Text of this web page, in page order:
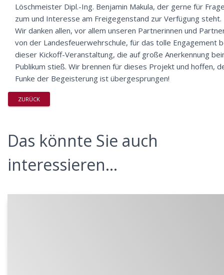
Löschmeister Dipl.-Ing. Benjamin Makula, der gerne für
zum und Interesse am Freigegenstand zur Verfügung steht.
Wir danken allen, vor allem unseren Partnerinnen und
von der Landesfeuerwehrschule, für das tolle Engagement
dieser Kickoff-Veranstaltung, die auf große Anerkennung
Publikum stieß. Wir brennen für dieses Projekt und hoffen,
Funke der Begeisterung ist übergesprungen!
ZURÜCK
Das könnte Sie auch
interessieren...